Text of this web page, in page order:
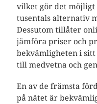
vilket gör det möjligt
tusentals alternativ
Dessutom tillåter
jämföra priser och
bekvämligheten i
till medvetna och
En av de främsta
på nätet är